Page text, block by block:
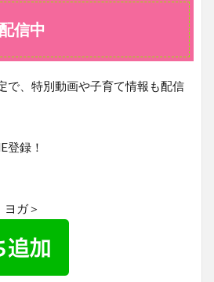
信中
で、特別動画や子育て情報も配信
登録！
ヨガ＞